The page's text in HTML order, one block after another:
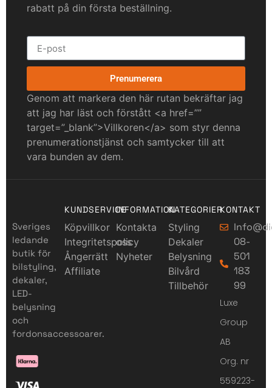
rabatt på din första beställning.
Prenumerera
Genom att markera den här rutan bekräftar jag
att jag har läst och förstått <a href=””
target=”_blank”>Villkoren</a> som styr denna
prenumerationstjänst och samtycker till att
vara bunden av dem.
Sveriges
ledande
butik för
bilstyling,
dekaler,
LED-
belysning
och
fordonsaccessoarer.
KUNDSERVICE
Köpvillkor
Integritetspolicy
Ångerrätt
Affiliate
INFORMATION
Kontakta
oss
Nyheter
KATEGORIER
Styling
Dekaler
Belysning
Bilvård
Tillbehör
KONTAKT
08-
501
183
99
Luxe
Group
AB
Org. nr
559223-